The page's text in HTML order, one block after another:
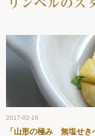
2017-02-16
「山形の極み 無塩せき